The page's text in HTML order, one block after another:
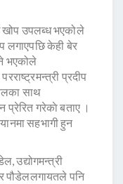
उपलब्ध भएकोले
लगाएपछि केही बेर
भएकोले
प्रदीप
साथ
प्रेरित गरेकाे बताए ।
सहभागी हुन
उद्योगमन्त्री
पौडेललगायतले पनि